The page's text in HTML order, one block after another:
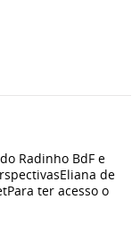
Radinho BdF e
de
ter acesso o